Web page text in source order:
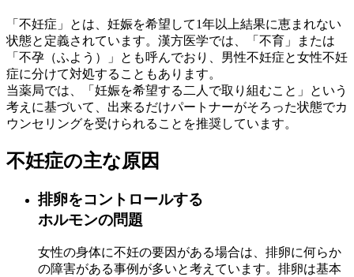
「不妊症」とは、妊娠を希望して1年以上結果に恵まれない
状態と定義されています。漢方医学では、「不育」または
「不孕（ふよう）」とも呼んでおり、男性不妊症と女性不妊
症に分けて対処することもあります。
当薬局では、「妊娠を希望する二人で取り組むこと」という
考えに基づいて、出来るだけパートナーがそろった状態でカ
ウンセリングを受けられることを推奨しています。
不妊症の主な原因
排卵をコントロールする
ホルモンの問題
女性の身体に不妊の要因がある場合は、排卵に何らか
の障害がある事例が多いと考えています。排卵は基本